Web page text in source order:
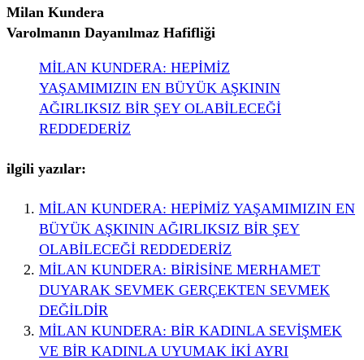
Milan Kundera
Varolmanın Dayanılmaz Hafifliği
MİLAN KUNDERA: HEPİMİZ
YAŞAMIMIZIN EN BÜYÜK AŞKININ
AĞIRLIKSIZ BİR ŞEY OLABİLECEĞİ
REDDEDERİZ
ilgili yazılar:
MİLAN KUNDERA: HEPİMİZ YAŞAMIMIZIN EN
BÜYÜK AŞKININ AĞIRLIKSIZ BİR ŞEY
OLABİLECEĞİ REDDEDERİZ
MİLAN KUNDERA: BİRİSİNE MERHAMET
DUYARAK SEVMEK GERÇEKTEN SEVMEK
DEĞİLDİR
MİLAN KUNDERA: BİR KADINLA SEVİŞMEK
VE BİR KADINLA UYUMAK İKİ AYRI